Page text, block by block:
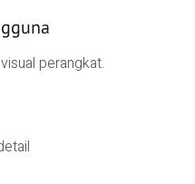
perangkat.